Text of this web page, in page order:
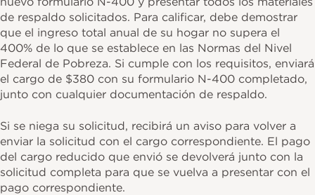
de respaldo solicitados. Para calificar, debe demostrar
que el ingreso total anual de su hogar no supera el
400% de lo que se establece en las Normas del Nivel
Federal de Pobreza. Si cumple con los requisitos, enviará
el cargo de $380 con su formulario N-400 completado,
junto con cualquier documentación de respaldo.
Si se niega su solicitud, recibirá un aviso para volver a
enviar la solicitud con el cargo correspondiente. El pago
del cargo reducido que envió se devolverá junto con la
solicitud completa para que se vuelva a presentar con el
pago correspondiente.